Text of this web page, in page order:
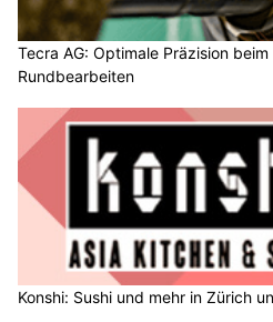
Tecra AG: Optimale Präzision
Rundbearbeiten
Konshi: Sushi und mehr in Zürich